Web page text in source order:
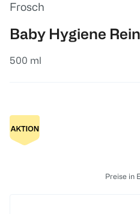
Frosch
Baby Hygiene
500 ml
Preise in